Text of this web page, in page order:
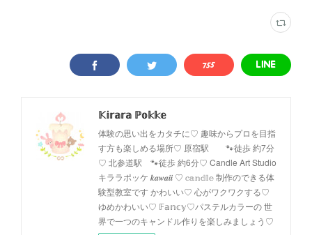
𝕂𝕚𝕣𝕒𝕣𝕒 ℙ𝕠𝕜𝕜𝕖
体験の思い出をカタチに♡ 趣味からプロを目指
す方も楽しめる場所♡ 原宿駅 🐾徒歩 約7分
♡ 北参道駅 🐾徒歩 約6分♡ Candle Art Studio
キララポッケ 𝒌𝒂𝒘𝒂𝒊𝒊 ♡ 𝕔𝕒𝕟𝕕𝕝𝕖 制作のできる体
験型教室です かわいい♡ 心がワクワクする♡
ゆめかわいい♡ 𝔽𝕒𝕟𝕔𝕪♡パステルカラーの 世
界で一つのキャンドル作りを楽しみましょう♡